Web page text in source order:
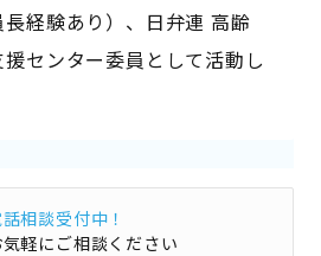
経験あり）、日弁連 高齢
センター委員として活動し
相談受付中！
軽にご相談ください